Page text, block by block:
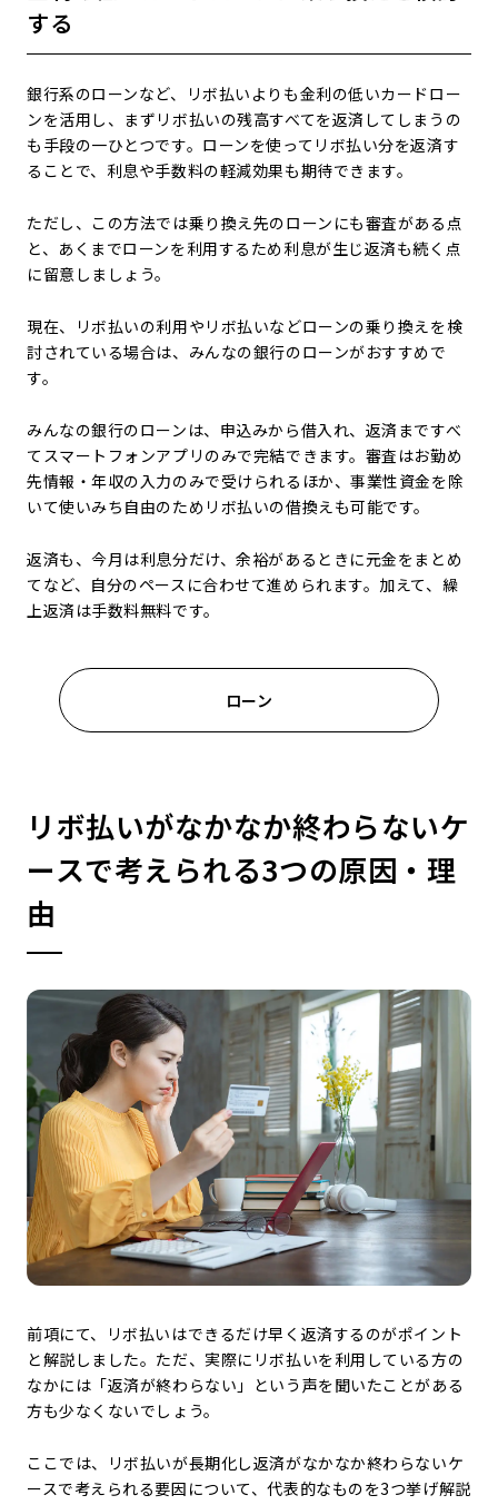
する
銀行系のローンなど、リボ払いよりも金利の低いカードロー
ンを活用し、まずリボ払いの残高すべてを返済してしまうの
も手段の一ひとつです。ローンを使ってリボ払い分を返済す
ることで、利息や手数料の軽減効果も期待できます。
ただし、この方法では乗り換え先のローンにも審査がある点
と、あくまでローンを利用するため利息が生じ返済も続く点
に留意しましょう。
現在、リボ払いの利用やリボ払いなどローンの乗り換えを検
討されている場合は、みんなの銀行のローンがおすすめで
す。
みんなの銀行のローンは、申込みから借入れ、返済まですべ
てスマートフォンアプリのみで完結できます。審査はお勤め
先情報・年収の入力のみで受けられるほか、事業性資金を除
いて使いみち自由のためリボ払いの借換えも可能です。
返済も、今月は利息分だけ、余裕があるときに元金をまとめ
てなど、自分のペースに合わせて進められます。加えて、繰
上返済は手数料無料です。
ローン
リボ払いがなかなか終わらないケ
ースで考えられる3つの原因・理
由
前項にて、リボ払いはできるだけ早く返済するのがポイント
と解説しました。ただ、実際にリボ払いを利用している方の
なかには「返済が終わらない」という声を聞いたことがある
方も少なくないでしょう。
ここでは、リボ払いが長期化し返済がなかなか終わらないケ
ースで考えられる要因について、代表的なものを3つ挙げ解説